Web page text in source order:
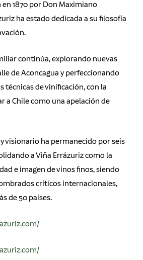
en 1870 por Don Maximiano
ha estado dedicada a su filosofía
continúa, explorando nuevas
de Aconcagua y perfeccionando
técnicas de vinificación, con la
a Chile como una apelación de
visionario ha permanecido por seis
a Viña Errázuriz como la
e imagen de vinos finos, siendo
críticos internacionales,
de 50 países.